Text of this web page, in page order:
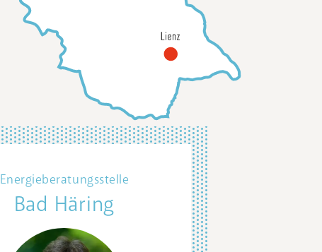
Energieberatungsstelle
Bad Häring